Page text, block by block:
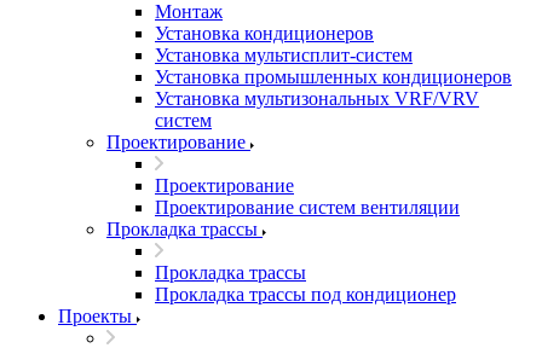
Монтаж
Установка кондиционеров
Установка мультисплит-систем
Установка промышленных кондиционеров
Установка мультизональных VRF/VRV
систем
Проектирование
Проектирование
Проектирование систем вентиляции
Прокладка трассы
Прокладка трассы
Прокладка трассы под кондиционер
Проекты